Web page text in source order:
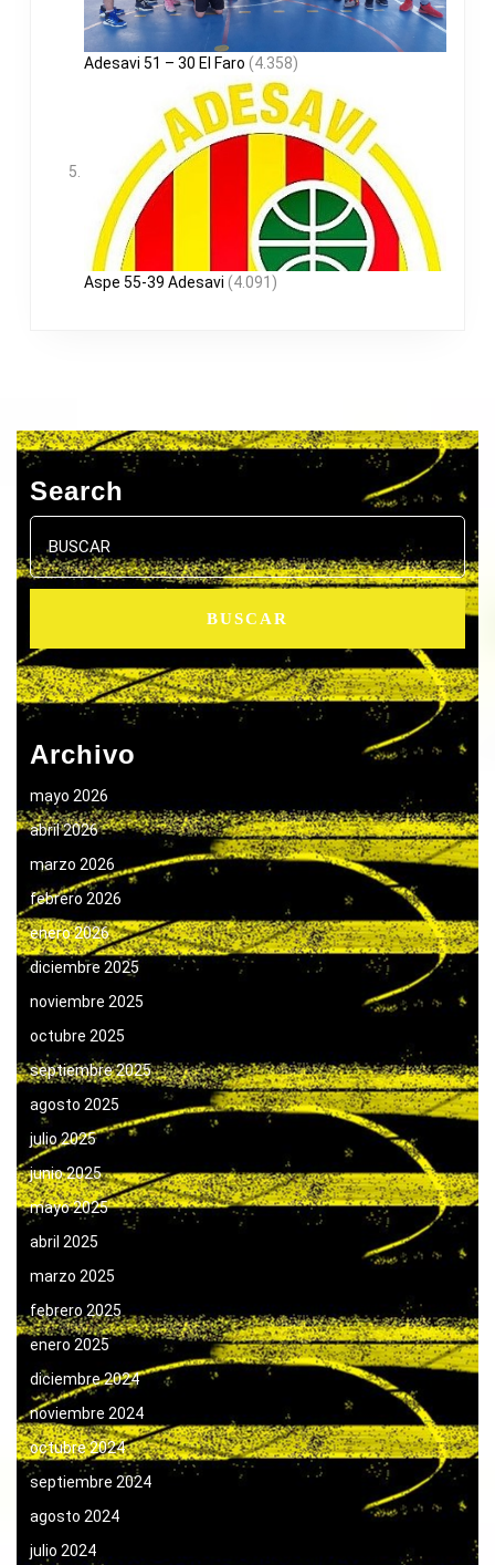
Adesavi 51 – 30 El Faro (4.358)
Aspe 55-39 Adesavi (4.091)
Search
Buscar:
Archivo
mayo 2026
abril 2026
marzo 2026
febrero 2026
enero 2026
diciembre 2025
noviembre 2025
octubre 2025
septiembre 2025
agosto 2025
julio 2025
junio 2025
mayo 2025
abril 2025
marzo 2025
febrero 2025
enero 2025
diciembre 2024
noviembre 2024
octubre 2024
septiembre 2024
agosto 2024
julio 2024